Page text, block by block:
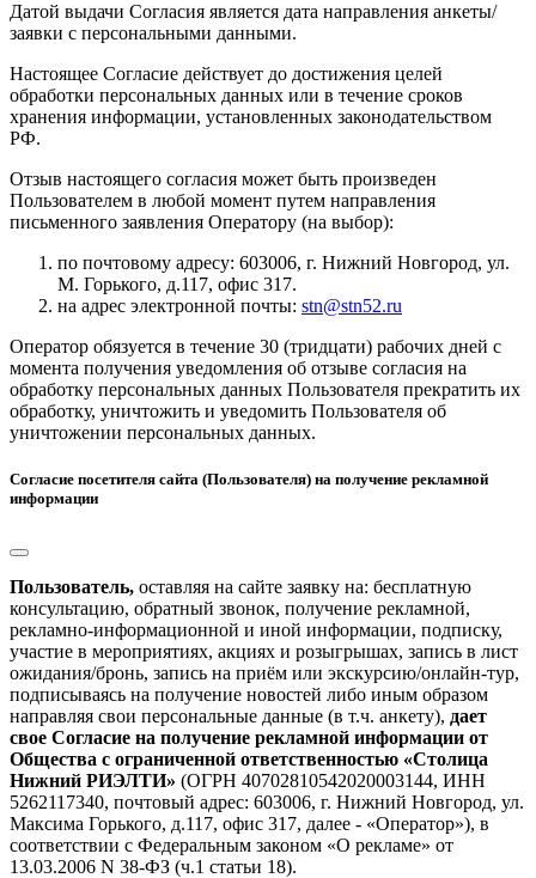
Датой выдачи Согласия является дата направления анкеты/
заявки с персональными данными.
Настоящее Согласие действует до достижения целей
обработки персональных данных или в течение сроков
хранения информации, установленных законодательством
РФ.
Отзыв настоящего согласия может быть произведен
Пользователем в любой момент путем направления
письменного заявления Оператору (на выбор):
по почтовому адресу: 603006, г. Нижний Новгород, ул.
М. Горького, д.117, офис 317.
на адрес электронной почты: stn@stn52.ru
Оператор обязуется в течение 30 (тридцати) рабочих дней с
момента получения уведомления об отзыве согласия на
обработку персональных данных Пользователя прекратить их
обработку, уничтожить и уведомить Пользователя об
уничтожении персональных данных.
Согласие посетителя сайта (Пользователя) на получение рекламной
информации
Пользователь, оставляя на сайте заявку на: бесплатную
консультацию, обратный звонок, получение рекламной,
рекламно-информационной и иной информации, подписку,
участие в мероприятиях, акциях и розыгрышах, запись в лист
ожидания/бронь, запись на приём или экскурсию/онлайн-тур,
подписываясь на получение новостей либо иным образом
направляя свои персональные данные (в т.ч. анкету), дает
свое Согласие на получение рекламной информации от
Общества с ограниченной ответственностью «Столица
Нижний РИЭЛТИ» (ОГРН 40702810542020003144, ИНН
5262117340, почтовый адрес: 603006, г. Нижний Новгород, ул.
Максима Горького, д.117, офис 317, далее - «Оператор»), в
соответствии с Федеральным законом «О рекламе» от
13.03.2006 N 38-ФЗ (ч.1 статьи 18).